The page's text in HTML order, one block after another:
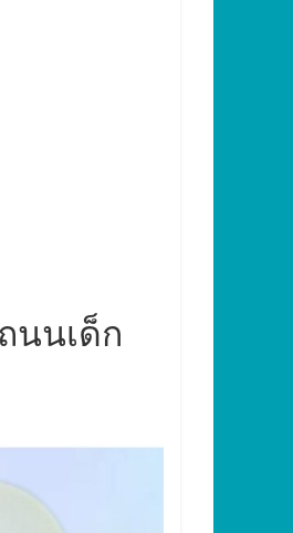
นนเด็ก